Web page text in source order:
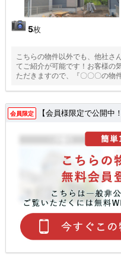
5枚
こちらの物件以外でも、他社さ
てご紹介が可能です！お客様の
ただきますので、『〇〇〇の物
会員限定 【会員様限定で公開中！